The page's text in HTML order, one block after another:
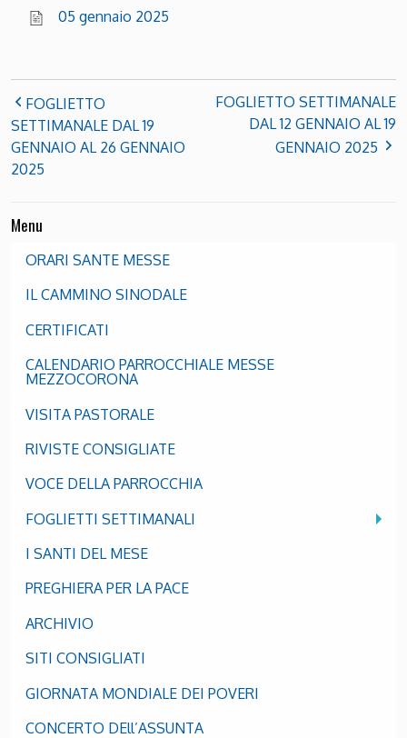
05 gennaio 2025
FOGLIETTO
SETTIMANALE DAL 19
GENNAIO AL 26 GENNAIO
2025
FOGLIETTO SETTIMANALE
DAL 12 GENNAIO AL 19
GENNAIO 2025
Menu
ORARI SANTE MESSE
IL CAMMINO SINODALE
CERTIFICATI
CALENDARIO PARROCCHIALE MESSE
MEZZOCORONA
VISITA PASTORALE
RIVISTE CONSIGLIATE
VOCE DELLA PARROCCHIA
FOGLIETTI SETTIMANALI
I SANTI DEL MESE
PREGHIERA PER LA PACE
ARCHIVIO
SITI CONSIGLIATI
GIORNATA MONDIALE DEI POVERI
CONCERTO DEll’ASSUNTA